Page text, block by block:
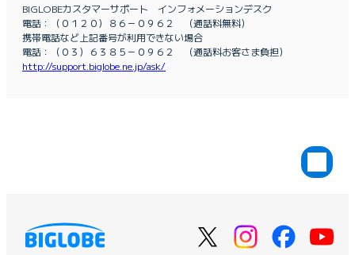
BIGLOBEカスタマーサポート インフォメーションデスク
電話：（０１２０）８６－０９６２ （通話料無料）
携帯電話など上記番号が利用できない場合
電話：（０３）６３８５－０９６２ （通話料お客さま負担）
http://support.biglobe.ne.jp/ask/